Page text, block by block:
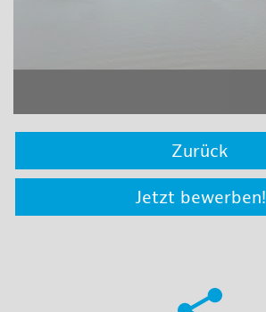
Zurück
Jetzt bewerben!